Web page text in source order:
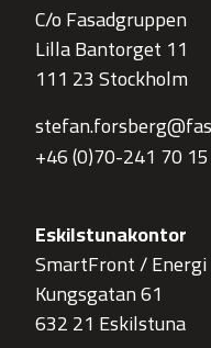
C/o Fasadgruppen
Lilla Bantorget 11
111 23 Stockholm
+46 (0)70-241 70 15
Eskilstunakontor
SmartFront /
Kungsgatan 61
632 21 Eskilstuna